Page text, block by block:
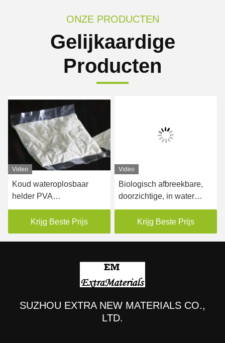
ONZE PRODUCTEN
Gelijkaardige
Producten
Video
Koud wateroplosbaar
helder PVA
milieuvriendelijke
verpakkingszakken voor
koelopslag
Krijg Beste Prijs
Video
Biologisch afbreekbare,
doorzichtige, in water
oplosbare
verpakkingszakken
Krijg Beste Prijs
SUZHOU EXTRA NEW MATERIALS CO.,
LTD.